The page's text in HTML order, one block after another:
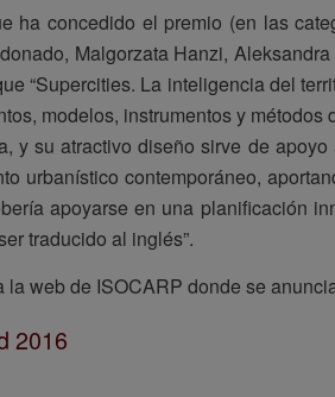
ha concedido el premio (en las
Malgorzata Hanzi,
“Supercities. La inteligencia del
modelos, instrumentos y
y su atractivo diseño sirve de
urbanístico contemporáneo,
apoyarse en una planificación
traducido al inglés”.
la web de ISOCARP donde se
2016